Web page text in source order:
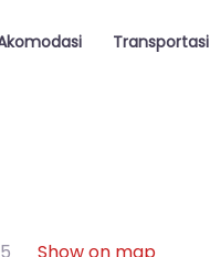
Transportasi